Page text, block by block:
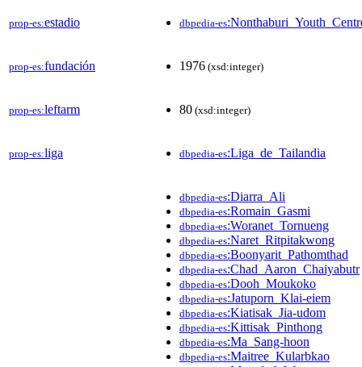
prop-es:estadio dbpedia-es
prop-es:fundación 1976 (xsd:integer)
prop-es:leftarm 80 (xsd:integer)
prop-es:liga dbpedia-es:Liga_de_Tailandia
dbpedia-es:Diarra_Ali
dbpedia-es:Romain_Gasmi
dbpedia-es:Woranet_Tornueng
dbpedia-es:Naret_Ritpitakwong
dbpedia-es:Boonyarit_Pathomthad
dbpedia-es:Chad_Aaron_Chaiyabutr
dbpedia-es:Dooh_Moukoko
dbpedia-es:Jatuporn_Klai-eiem
dbpedia-es:Kiatisak_Jia-udom
dbpedia-es:Kittisak_Pinthong
dbpedia-es:Ma_Sang-hoon
dbpedia-es:Maitree_Kularbkao